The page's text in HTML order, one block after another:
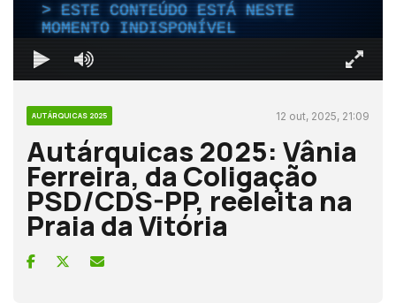
ESTE CONTEÚDO ESTÁ NESTE
MOMENTO INDISPONÍVEL
AUTÁRQUICAS 2025 12 out, 2025, 21:09
Autárquicas 2025: Vânia
Ferreira, da Coligação
PSD/CDS-PP, reeleita na
Praia da Vitória